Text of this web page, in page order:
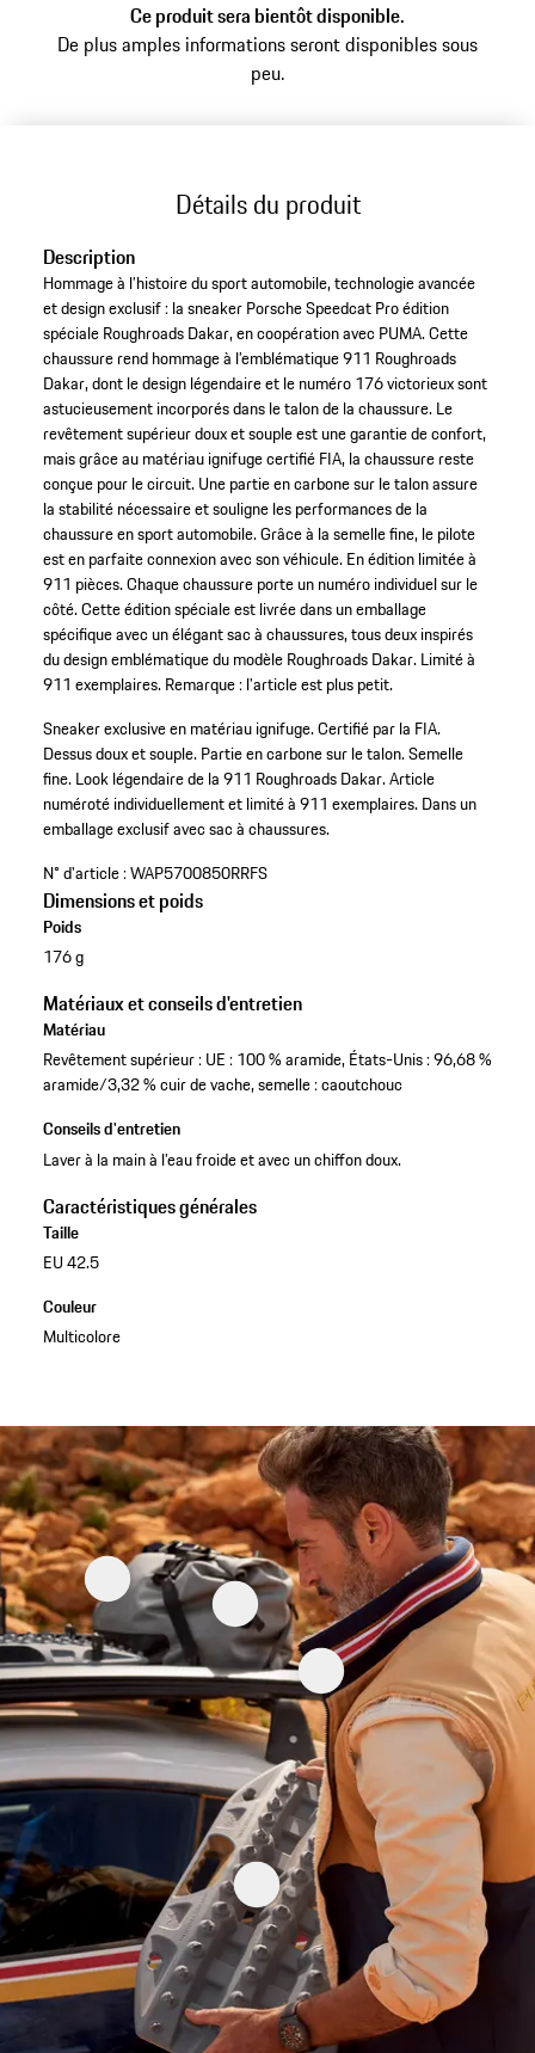
Ce produit sera bientôt disponible.
De plus amples informations seront disponibles sous
peu.
Détails du produit
Description
Hommage à l’histoire du sport automobile, technologie avancée
et design exclusif : la sneaker Porsche Speedcat Pro édition
spéciale Roughroads Dakar, en coopération avec PUMA. Cette
chaussure rend hommage à l’emblématique 911 Roughroads
Dakar, dont le design légendaire et le numéro 176 victorieux sont
astucieusement incorporés dans le talon de la chaussure. Le
revêtement supérieur doux et souple est une garantie de confort,
mais grâce au matériau ignifuge certifié FIA, la chaussure reste
conçue pour le circuit. Une partie en carbone sur le talon assure
la stabilité nécessaire et souligne les performances de la
chaussure en sport automobile. Grâce à la semelle fine, le pilote
est en parfaite connexion avec son véhicule. En édition limitée à
911 pièces. Chaque chaussure porte un numéro individuel sur le
côté. Cette édition spéciale est livrée dans un emballage
spécifique avec un élégant sac à chaussures, tous deux inspirés
du design emblématique du modèle Roughroads Dakar. Limité à
911 exemplaires. Remarque : l'article est plus petit.
Sneaker exclusive en matériau ignifuge.Certifié par la FIA.
Dessus doux et souple.Partie en carbone sur le talon.Semelle
fine.Look légendaire de la 911 Roughroads Dakar.Article
numéroté individuellement et limité à 911 exemplaires.Dans un
emballage exclusif avec sac à chaussures.
N° d'article :WAP5700850RRFS
Dimensions et poids
Poids
176 g
Matériaux et conseils d'entretien
Matériau
Revêtement supérieur : UE : 100 % aramide, États-Unis : 96,68 %
aramide/3,32 % cuir de vache, semelle : caoutchouc
Conseils d'entretien
Laver à la main à l’eau froide et avec un chiffon doux.
Caractéristiques générales
Taille
EU 42.5
Couleur
Multicolore